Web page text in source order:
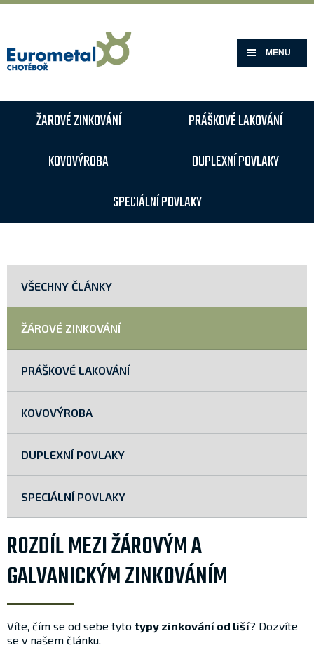
MENU
ŽAROVÉ ZINKOVÁNÍ
PRÁŠKOVÉ LAKOVÁNÍ
KOVOVÝROBA
DUPLEXNÍ POVLAKY
SPECIÁLNÍ POVLAKY
VŠECHNY ČLÁNKY
ŽÁROVÉ ZINKOVÁNÍ
PRÁŠKOVÉ LAKOVÁNÍ
KOVOVÝROBA
DUPLEXNÍ POVLAKY
SPECIÁLNÍ POVLAKY
ROZDÍL MEZI ŽÁROVÝM A
GALVANICKÝM ZINKOVÁNÍM
Víte, čím se od sebe tyto typy zinkování od liší? Dozvíte
se v našem článku.